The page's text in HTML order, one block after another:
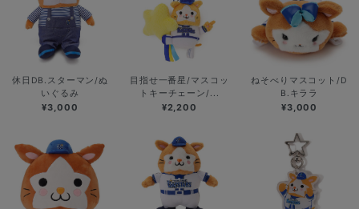
休日DB.スターマン/ぬ
いぐるみ
¥3,000
目指せ一番星/マスコッ
トキーチェーン/...
¥2,200
ねそべりマスコット/D
B.キララ
¥3,000